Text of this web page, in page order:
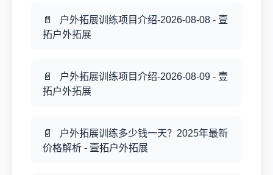
户外拓展训练项目介绍-2026-08-08 - 壹
拓户外拓展
户外拓展训练项目介绍-2026-08-09 - 壹
拓户外拓展
户外拓展训练多少钱一天？2025年最新
价格解析 - 壹拓户外拓展